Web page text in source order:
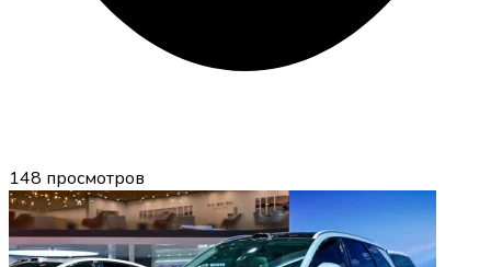
148 просмотров